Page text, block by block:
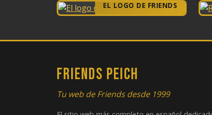
EL LOGO DE FRIENDS
FRIENDS PEICH
Tu web de Friends desde 1999